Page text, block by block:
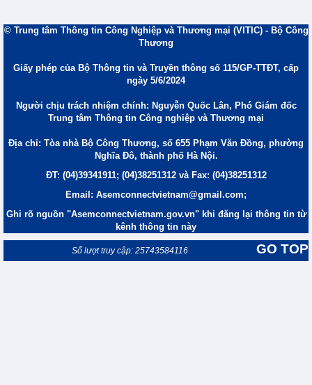
© Trung tâm Thông tin Công Nghiệp và Thương mại (VITIC) - Bộ Công
Thương
Giấy phép của Bộ Thông tin và Truyền thông số 115/GP-TTĐT, cấp
ngày 5/6/2024
Người chịu trách nhiệm chính: Nguyễn Quốc Lân, Phó Giám đốc
Trung tâm Thông tin Công nghiệp và Thương mại
Địa chỉ: Tòa nhà Bộ Công Thương, số 655 Phạm Văn Đồng, phường
Nghĩa Đô, thành phố Hà Nội.
ĐT: (04)39341911; (04)38251312 và Fax: (04)38251312
Email: Asemconnectvietnam@gmail.com;
Ghi rõ nguồn "Asemconnectvietnam.gov.vn" khi đăng lại thông tin từ
kênh thông tin này
GO TOP
Số lượt truy cập: 25743584116